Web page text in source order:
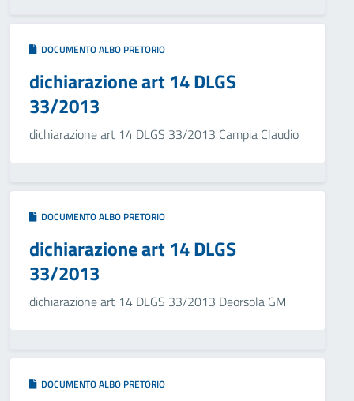
DOCUMENTO ALBO PRETORIO
dichiarazione art 14 DLGS
33/2013
dichiarazione art 14 DLGS 33/2013 Campia Claudio
DOCUMENTO ALBO PRETORIO
dichiarazione art 14 DLGS
33/2013
dichiarazione art 14 DLGS 33/2013 Deorsola GM
DOCUMENTO ALBO PRETORIO